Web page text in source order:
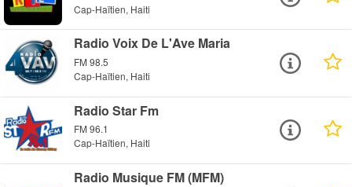
Cap-Haïtien, Haiti
Radio Voix De L'Ave Maria
FM 98.5
Cap-Haïtien, Haiti
Radio Star Fm
FM 96.1
Cap-Haïtien, Haiti
Radio Musique FM (MFM)